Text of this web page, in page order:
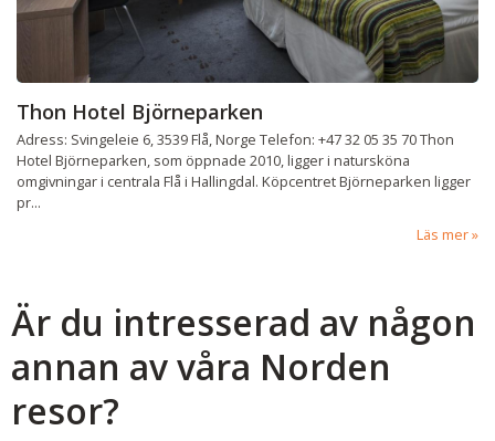
Thon Hotel Björneparken
Adress: Svingeleie 6, 3539 Flå, Norge Telefon: +47 32 05 35 70 Thon
Hotel Björneparken, som öppnade 2010, ligger i natursköna
omgivningar i centrala Flå i Hallingdal. Köpcentret Björneparken ligger
pr...
Läs mer
Är du intresserad av någon
annan av våra Norden
resor?